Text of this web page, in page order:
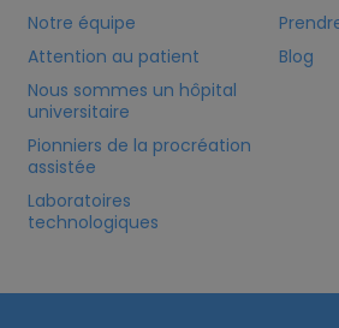
Notre équipe
Attention au patient
Nous sommes un hôpital
universitaire
Pionniers de la procréation
assistée
Laboratoires
technologiques
Blog